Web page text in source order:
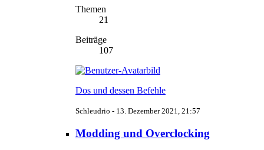
Themen
21
Beiträge
107
Dos und dessen Befehle
Schleudrio - 13. Dezember 2021, 21:57
Modding und Overclocking